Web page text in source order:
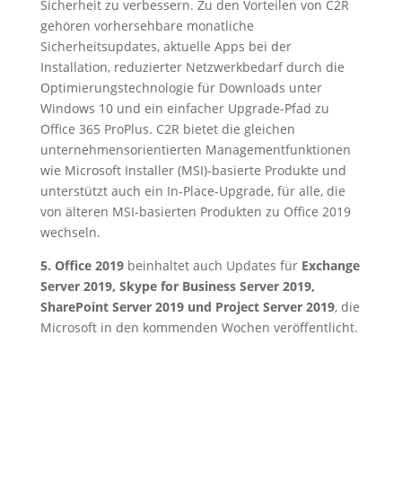
Sicherheit zu verbessern. Zu den Vorteilen von C2R
gehören vorhersehbare monatliche
Sicherheitsupdates, aktuelle Apps bei der
Installation, reduzierter Netzwerkbedarf durch die
Optimierungstechnologie für Downloads unter
Windows 10 und ein einfacher Upgrade-Pfad zu
Office 365 ProPlus. C2R bietet die gleichen
unternehmensorientierten Managementfunktionen
wie Microsoft Installer (MSI)-basierte Produkte und
unterstützt auch ein In-Place-Upgrade, für alle, die
von älteren MSI-basierten Produkten zu Office 2019
wechseln.
5. Office 2019beinhaltet auch Updates für Exchange
Server 2019, Skype for Business Server 2019,
SharePoint Server 2019 und Project Server 2019, die
Microsoft in den kommenden Wochen veröffentlicht.